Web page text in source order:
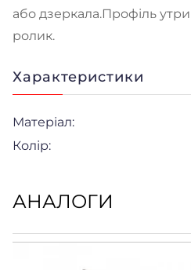
або дзеркала.Профіль
ролик.
Характеристики
Матеріал:
Колір:
АНАЛОГИ